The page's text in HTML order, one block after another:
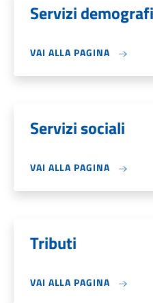
Servizi
VAI ALLA PAGINA
Servizi sociali
VAI ALLA PAGINA
Tributi
VAI ALLA PAGINA